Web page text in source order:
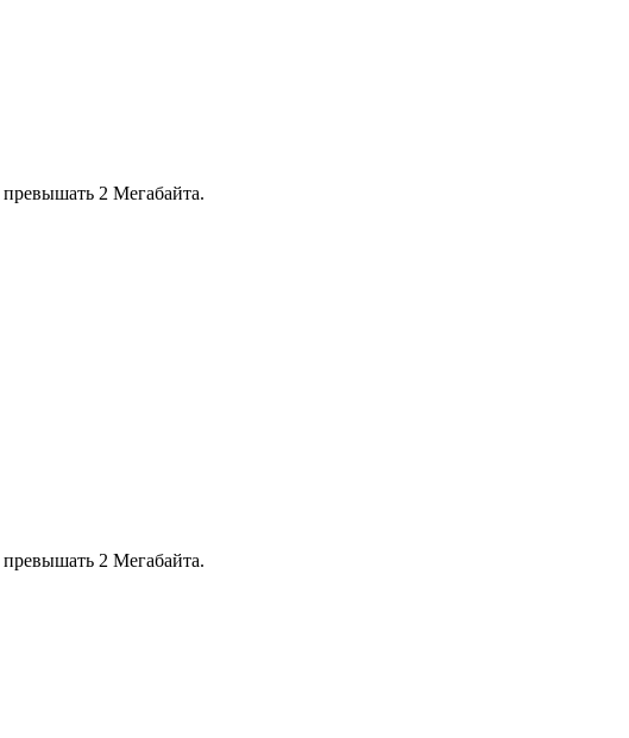
2 Мегабайта.
2 Мегабайта.